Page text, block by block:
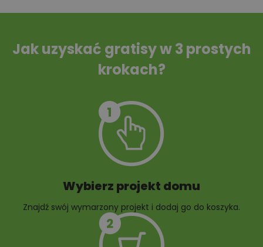
10 projektów małej
10 projektów rabat
Jak uzyskać gratisy w 3 prostych
krokach?
Wybierz projekt domu
Znajdź swój wymarzony projekt i dodaj go do koszyka.